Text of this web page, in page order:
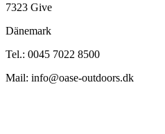
7323 Give
Dänemark
Tel.: 0045 7022 8500
Mail: info@oase-outdoors.dk